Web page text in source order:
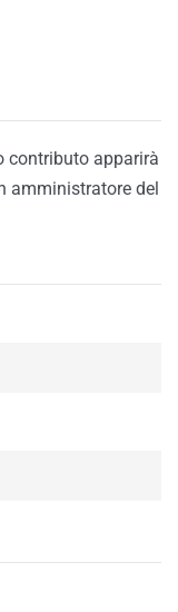
contributo apparirà
amministratore del